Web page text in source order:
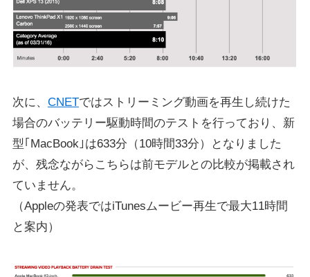
次に、 CNETではストリーミング動画を再生し続けた
場合のバッテリー駆動時間のテストを行っており、新
型｢MacBook｣は633分（10時間33分）となりました
が、残念ながらこちらは前モデルとの比較が掲載され
ていません。
（Appleの発表ではiTunesムービー再生で最大11時間
と案内）